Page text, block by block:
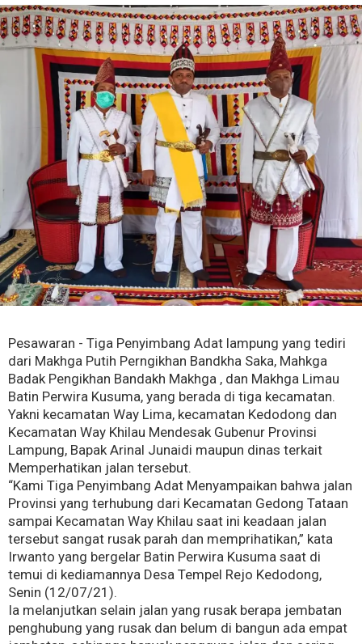
Pesawaran - Tiga Penyimbang Adat lampung yang tediri
dari Makhga Putih Perngikhan Bandkha Saka, Mahkga
Badak Pengikhan Bandakh Makhga , dan Makhga Limau
Batin Perwira Kusuma, yang berada di tiga kecamatan.
Yakni kecamatan Way Lima, kecamatan Kedodong dan
Kecamatan Way Khilau Mendesak Gubenur Provinsi
Lampung, Bapak Arinal Junaidi maupun dinas terkait
Memperhatikan jalan tersebut.
“Kami Tiga Penyimbang Adat Menyampaikan bahwa jalan
Provinsi yang terhubung dari Kecamatan Gedong Tataan
sampai Kecamatan Way Khilau saat ini keadaan jalan
tersebut sangat rusak parah dan memprihatikan,” kata
Irwanto yang bergelar Batin Perwira Kusuma saat di
temui di kediamannya Desa Tempel Rejo Kedodong,
Senin (12/07/21).
Ia melanjutkan selain jalan yang rusak berapa jembatan
penghubung yang rusak dan belum di bangun ada empat